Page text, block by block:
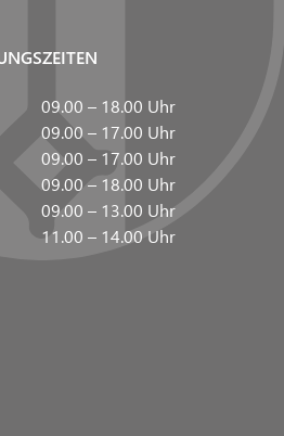
09.00 – 18.00 Uhr
09.00 – 17.00 Uhr
09.00 – 17.00 Uhr
09.00 – 18.00 Uhr
09.00 – 13.00 Uhr
11.00 – 14.00 Uhr